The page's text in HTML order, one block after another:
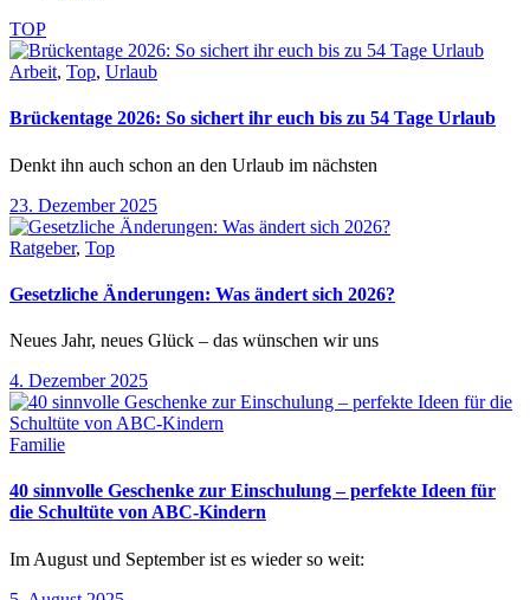
TOP
Arbeit, Top, Urlaub
Brückentage 2026: So sichert ihr euch bis zu 54 Tage Urlaub
Denkt ihn auch schon an den Urlaub im nächsten
23. Dezember 2025
Ratgeber, Top
Gesetzliche Änderungen: Was ändert sich 2026?
Neues Jahr, neues Glück – das wünschen wir uns
4. Dezember 2025
Familie
40 sinnvolle Geschenke zur Einschulung – perfekte Ideen für
die Schultüte von ABC-Kindern
Im August und September ist es wieder so weit: